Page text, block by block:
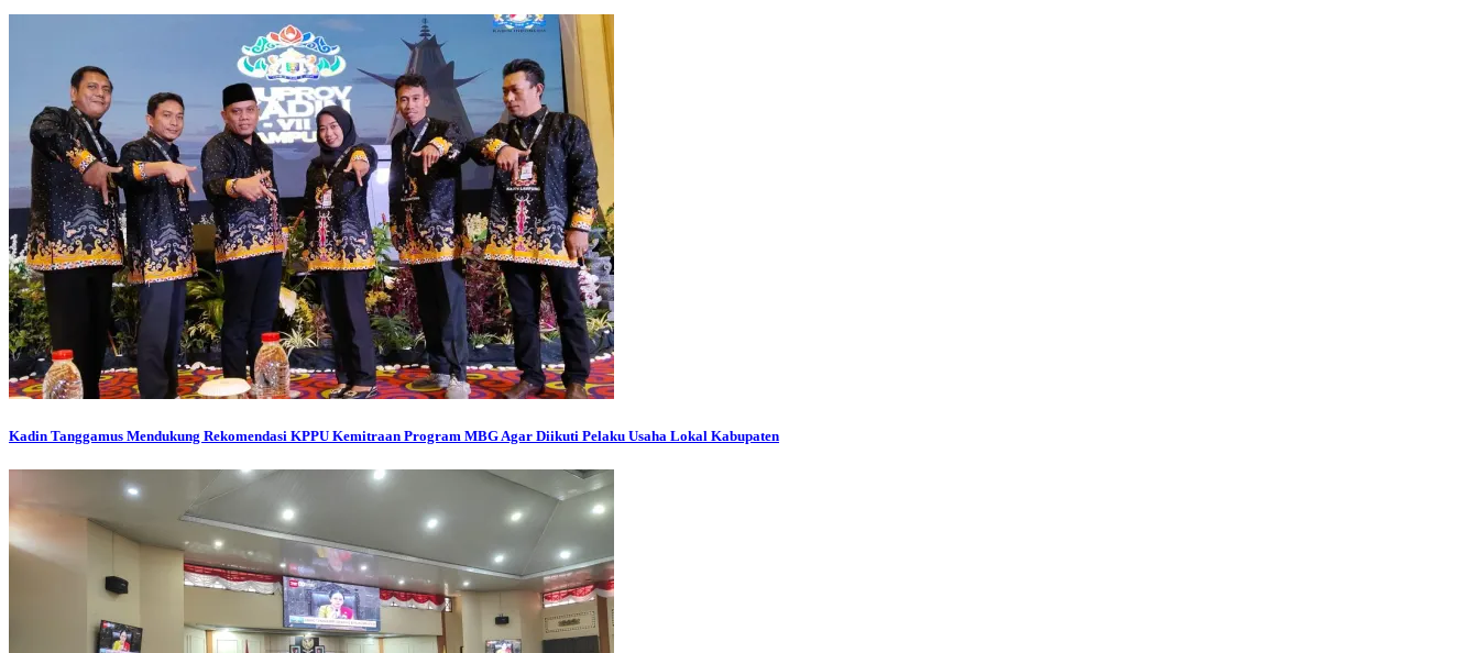
Kadin Tanggamus Mendukung Rekomendasi KPPU Kemitraan Program MBG Agar Diikuti Pelaku Usaha Lokal Kabupaten